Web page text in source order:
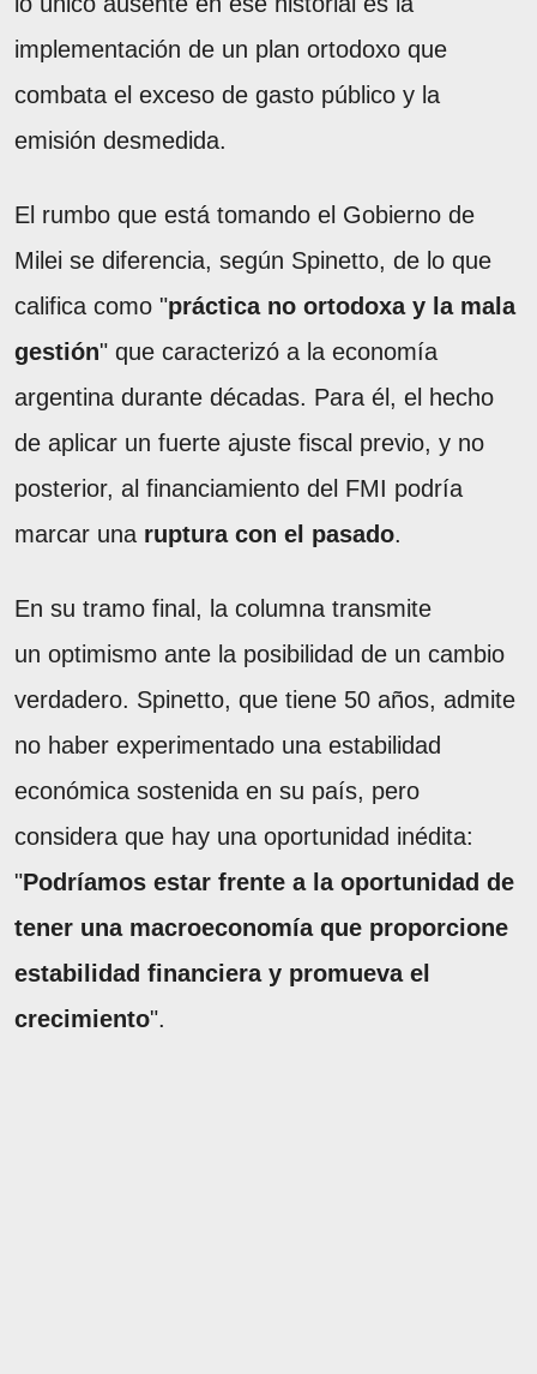
implementación de un plan ortodoxo que
combata el exceso de gasto público y la
emisión desmedida.
El rumbo que está tomando el Gobierno de
Milei se diferencia, según Spinetto, de lo que
califica como "práctica no ortodoxa y la mala
gestión" que caracterizó a la economía
argentina durante décadas. Para él, el hecho
de aplicar un fuerte ajuste fiscal previo, y no
posterior, al financiamiento del FMI podría
marcar una ruptura con el pasado.
En su tramo final, la columna transmite
un optimismo ante la posibilidad de un cambio
verdadero. Spinetto, que tiene 50 años, admite
no haber experimentado una estabilidad
económica sostenida en su país, pero
considera que hay una oportunidad inédita:
"Podríamos estar frente a la oportunidad de
tener una macroeconomía que proporcione
estabilidad financiera y promueva el
crecimiento".